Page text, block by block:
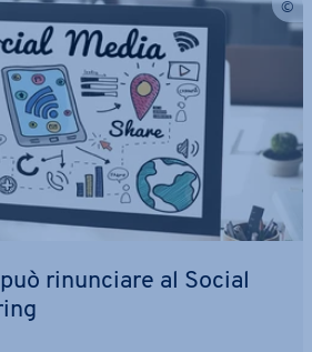
ri­nun­cia­re al Social